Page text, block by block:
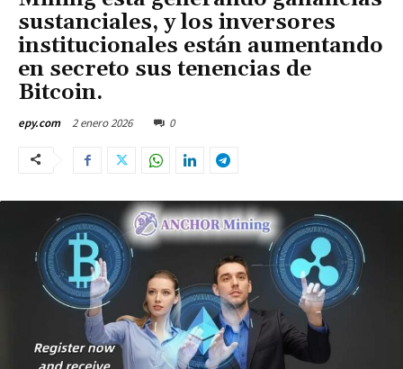
sustanciales, y los inversores
institucionales están aumentando
en secreto sus tenencias de
Bitcoin.
epy.com 2 enero 2026 0